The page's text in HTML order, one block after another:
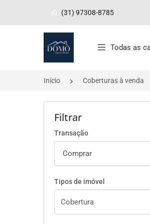
(31) 97308-8785
Página inicial
Todas as
Início Coberturas à venda
Filtrar
Transação
Tipos de imóvel